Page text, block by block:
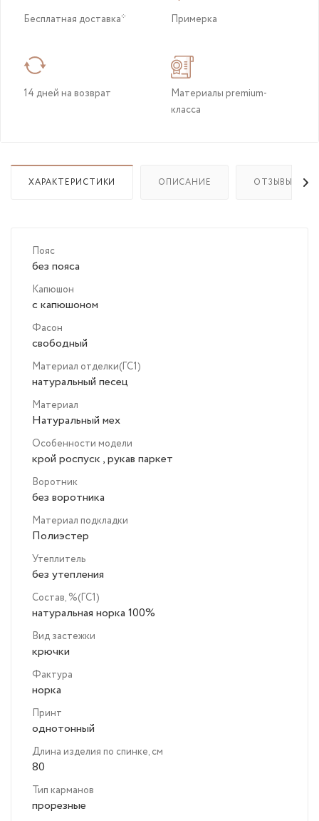
Бесплатная доставка* Примерка
14 дней на возврат
Материалы premium-
класса
ХАРАКТЕРИСТИКИ ОПИСАНИЕ ОТЗЫВЫ
Пояс
без пояса
Капюшон
с капюшоном
Фасон
свободный
Материал отделки(ГС1)
натуральный песец
Материал
Натуральный мех
Особенности модели
крой роспуск , рукав паркет
Воротник
без воротника
Материал подкладки
Полиэстер
Утеплитель
без утепления
Состав, %(ГС1)
натуральная норка 100%
Вид застежки
крючки
Фактура
норка
Принт
однотонный
Длина изделия по спинке, см
80
Тип карманов
прорезные